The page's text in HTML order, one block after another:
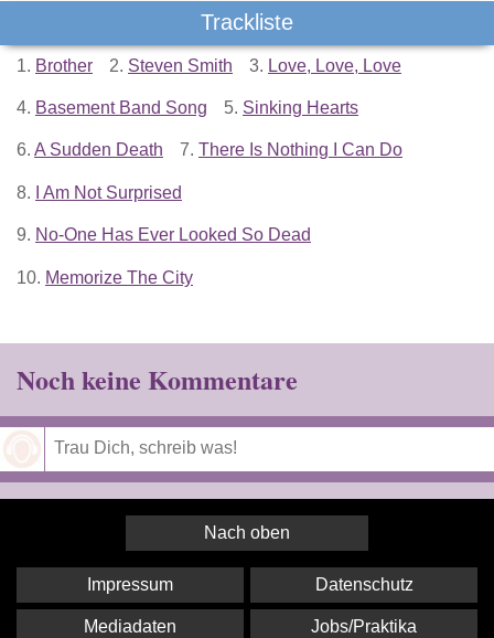
Trackliste
1. Brother 2. Steven Smith 3. Love, Love, Love
4. Basement Band Song 5. Sinking Hearts
6. A Sudden Death 7. There Is Nothing I Can Do
8. I Am Not Surprised
9. No-One Has Ever Looked So Dead
10. Memorize The City
Noch keine Kommentare
Nach oben
Impressum Datenschutz
Mediadaten Jobs/Praktika